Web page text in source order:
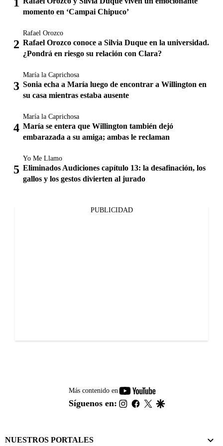
momento en ‘Campai Chipuco’
Rafael Orozco
Rafael Orozco conoce a Silvia Duque en la universidad.
¿Pondrá en riesgo su relación con Clara?
María la Caprichosa
Sonia echa a María luego de encontrar a Willington en
su casa mientras estaba ausente
María la Caprichosa
María se entera que Willington también dejó
embarazada a su amiga; ambas le reclaman
Yo Me Llamo
Eliminados Audiciones capítulo 13: la desafinación, los
gallos y los gestos divierten al jurado
PUBLICIDAD
Más contenido en
youtube-
footer
Síguenos en: instagram
facebook
twitter
NUESTROS PORTALES